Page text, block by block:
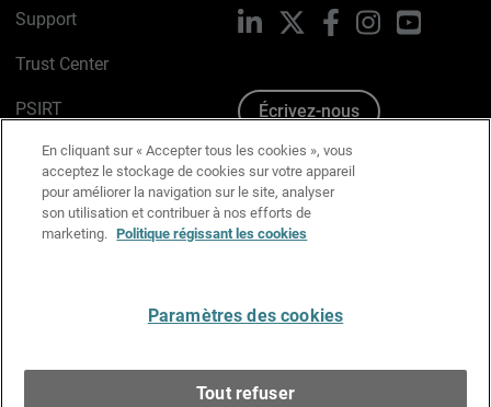
Support
Trust Center
PSIRT
Avis sur les cookies
Politique de confidentialité
Charte Graphique
LinkedIn FacebookInstagram
Écrivez-nous
En cliquant sur « Accepter tous les cookies », vous
acceptez le stockage de cookies sur votre appareil
pour améliorer la navigation sur le site, analyser
son utilisation et contribuer à nos efforts de
marketing. Politique régissant les cookies
Paramètres des cookies
Tout refuser